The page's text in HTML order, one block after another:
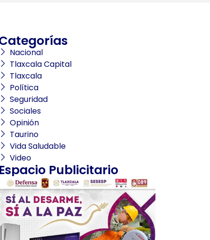
Nacional
Tlaxcala Capital
Tlaxcala
Política
Seguridad
Sociales
Opinión
Taurino
Vida Saludable
Video
Espacio Publicitario